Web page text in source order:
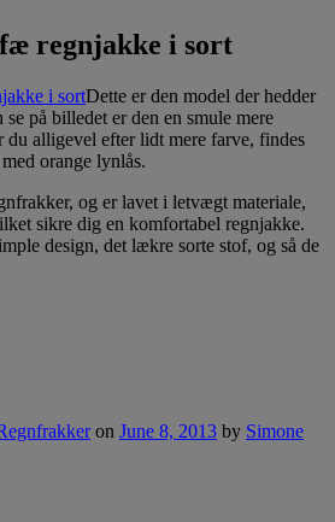
regnjakke i sort
Dette er den model der hedder
se på billedet er den en smule mere
du alligevel efter lidt mere farve, findes
orange lynlås.
og er lavet i letvægt materiale,
sikre dig en komfortabel regnjakke.
design, det lækre sorte stof, og så de
on June 8, 2013 by Simone